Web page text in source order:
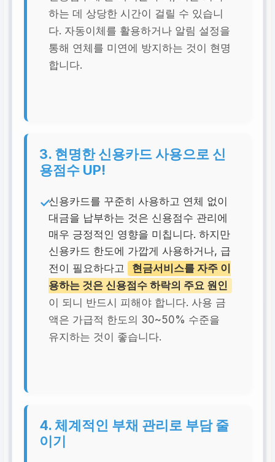
하는 데 상당한 시간이 걸릴 수 있습니
다. 자동이체를 활용하거나 알림 설정을
통해 연체를 미연에 방지하는 것이 현명
합니다.
3. 현명한 신용카드 사용으로 신
용점수 UP!
신용카드를 꾸준히 사용하고 연체 없이
대금을 납부하는 것은 신용점수 관리에
매우 긍정적인 영향을 미칩니다. 하지만
신용카드 한도에 가깝게 사용하거나, 급
전이 필요하다고
현금서비스를 자주 이
용하는 것은 신용점수 하락의 주요 원인
이 되니 반드시 피해야 합니다. 사용 금
액은 가급적 한도의 30~50% 수준을
유지하는 것이 좋습니다.
4. 체계적인 부채 관리로 부담 줄
이기